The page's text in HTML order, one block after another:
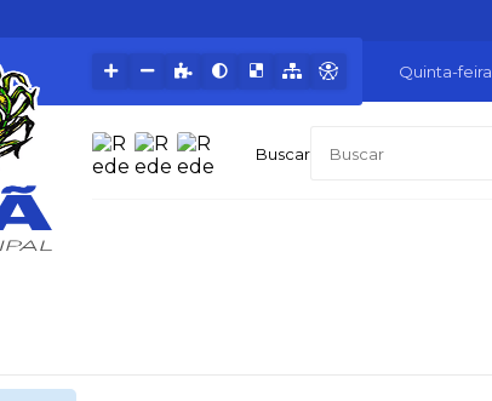
Buscar
Quinta-feira